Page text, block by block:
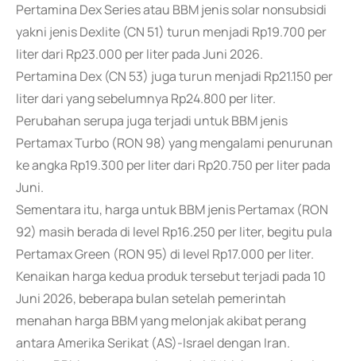
Pertamina Dex Series atau BBM jenis solar nonsubsidi
yakni jenis Dexlite (CN 51) turun menjadi Rp19.700 per
liter dari Rp23.000 per liter pada Juni 2026.
Pertamina Dex (CN 53) juga turun menjadi Rp21.150 per
liter dari yang sebelumnya Rp24.800 per liter.
Perubahan serupa juga terjadi untuk BBM jenis
Pertamax Turbo (RON 98) yang mengalami penurunan
ke angka Rp19.300 per liter dari Rp20.750 per liter pada
Juni.
Sementara itu, harga untuk BBM jenis Pertamax (RON
92) masih berada di level Rp16.250 per liter, begitu pula
Pertamax Green (RON 95) di level Rp17.000 per liter.
Kenaikan harga kedua produk tersebut terjadi pada 10
Juni 2026, beberapa bulan setelah pemerintah
menahan harga BBM yang melonjak akibat perang
antara Amerika Serikat (AS)-Israel dengan Iran.